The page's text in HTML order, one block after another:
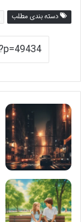
دسته بندی مطلب